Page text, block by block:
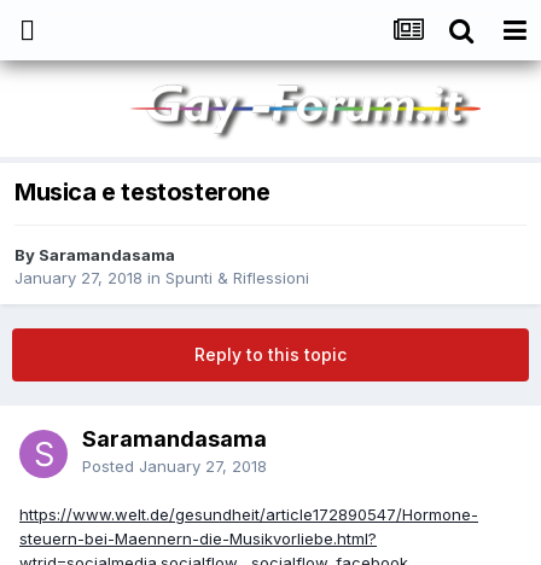
Musica e testosterone
By Saramandasama
January 27, 2018 in Spunti & Riflessioni
Reply to this topic
Saramandasama
Posted January 27, 2018
https://www.welt.de/gesundheit/article172890547/Hormone-
steuern-bei-Maennern-die-Musikvorliebe.html?